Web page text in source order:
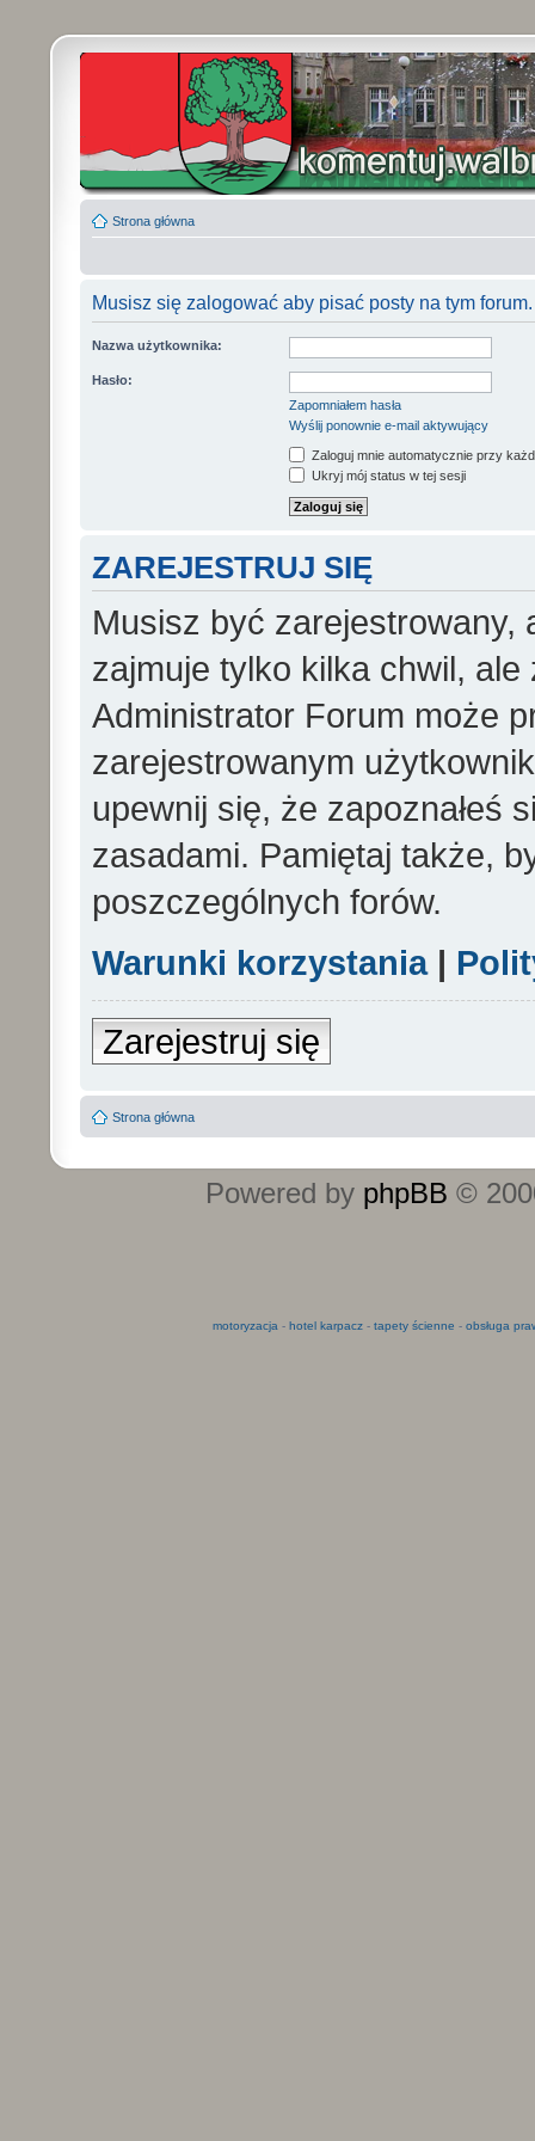
Strona główna
Musisz się zalogować aby pisać posty na tym forum.
Nazwa użytkownika:
Hasło:
Zapomniałem hasła
Wyślij ponownie e-mail aktywujący
Zaloguj mnie automatycznie przy
Ukryj mój status w tej sesji
ZAREJESTRUJ SIĘ
Musisz być zarejestrowany,
zajmuje tylko kilka chwil,
Administrator Forum może
zarejestrowanym
upewnij się, że zapoznałeś
zasadami. Pamiętaj także,
poszczególnych forów.
Warunki korzystania|
Zarejestruj się
Strona główna
Powered by phpBB ©
motoryzacja - hotel karpacz- tapety ścienne - obsługa